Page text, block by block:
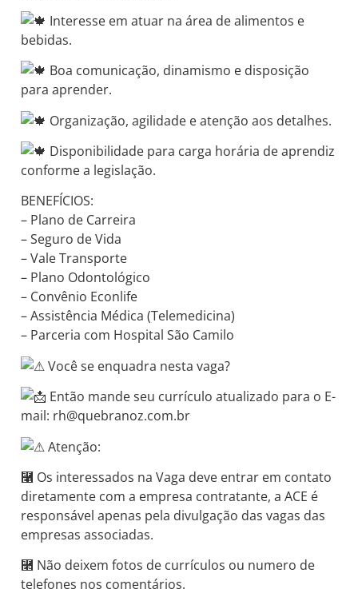
Interesse em atuar na área de alimentos e
bebidas.
Boa comunicação, dinamismo e disposição
para aprender.
Organização, agilidade e atenção aos detalhes.
Disponibilidade para carga horária de aprendiz
conforme a legislação.
BENEFÍCIOS:
– Plano de Carreira
– Seguro de Vida
– Vale Transporte
– Plano Odontológico
– Convênio Econlife
– Assistência Médica (Telemedicina)
– Parceria com Hospital São Camilo
Você se enquadra nesta vaga?
Então mande seu currículo atualizado para o E-
mail: rh@quebranoz.com.br
Atenção:
⿡ Os interessados na Vaga deve entrar em contato
diretamente com a empresa contratante, a ACE é
responsável apenas pela divulgação das vagas das
empresas associadas.
⿢ Não deixem fotos de currículos ou numero de
telefones nos comentários.